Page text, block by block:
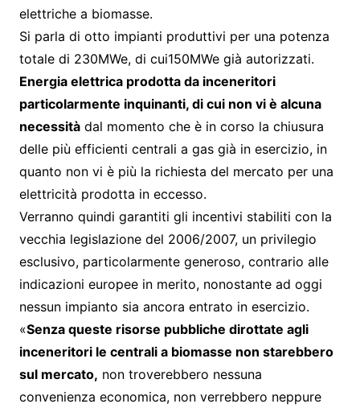
elettriche a biomasse.
Si parla di otto impianti produttivi per una potenza
totale di 230MWe, di cui150MWe già autorizzati.
Energia elettrica prodotta da inceneritori
particolarmente inquinanti, di cui non vi è alcuna
necessitàdal momento che è in corso la chiusura
delle più efficienti centrali a gas già in esercizio, in
quanto non vi è più la richiesta del mercato per una
elettricità prodotta in eccesso.
Verranno quindi garantiti gli incentivi stabiliti con la
vecchia legislazione del 2006/2007, un privilegio
esclusivo, particolarmente generoso, contrario alle
indicazioni europee in merito, nonostante ad oggi
nessun impianto sia ancora entrato in esercizio.
«Senza queste risorse pubbliche dirottate agli
inceneritori le centrali a biomasse non starebbero
sul mercato, non troverebbero nessuna
convenienza economica, non verrebbero neppure